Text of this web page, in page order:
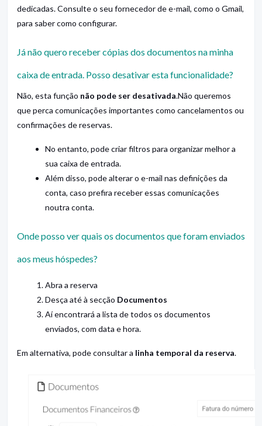
dedicadas. Consulte o seu fornecedor de e-mail, como o Gmail,
para saber como configurar.
Já não quero receber cópias dos documentos na minha
caixa de entrada. Posso desativar esta funcionalidade?
Não, esta função não pode ser desativada.Não queremos
que perca comunicações importantes como cancelamentos ou
confirmações de reservas.
No entanto, pode criar filtros para organizar melhor a
sua caixa de entrada.
Além disso, pode alterar o e-mail nas definições da
conta, caso prefira receber essas comunicações
noutra conta.
Onde posso ver quais os documentos que foram enviados
aos meus hóspedes?
Abra a reserva
Desça até à secção Documentos
Aí encontrará a lista de todos os documentos
enviados, com data e hora.
Em alternativa, pode consultar a linha temporal da reserva.